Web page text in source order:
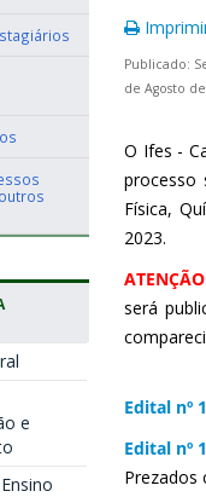
e
Publicado:
de Agosto
O Ifes -
processo
Física,
2023.
será
Edital nº
Edital nº
Prezados